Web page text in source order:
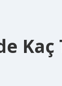
Kaç